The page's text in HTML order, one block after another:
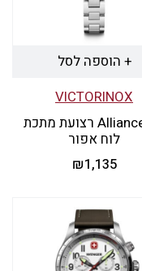
+ הוספה לסל
VICTORINOX
Alliance XS רצועת מתכת
לוח אפור
₪1,135